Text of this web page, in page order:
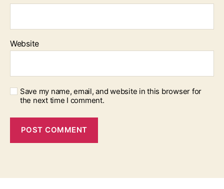
Website
Save my name, email, and website in this browser for
the next time I comment.